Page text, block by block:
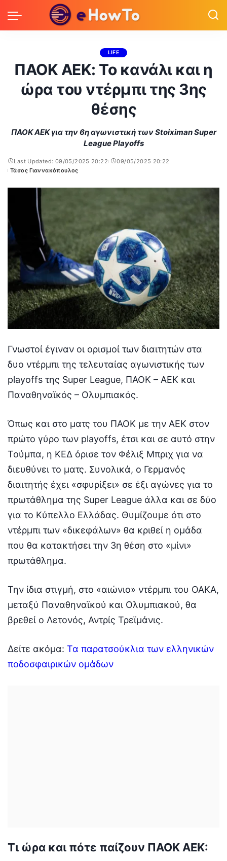
LIFE
ΠΑΟΚ ΑΕΚ: Το κανάλι και η
ώρα του ντέρμπι της 3ης
θέσης
ΠΑΟΚ ΑΕΚ για την 6η αγωνιστική των Stoiximan Super
League Playoffs
Last Updated: 09/05/2025 20:22
09/05/2025 20:22
Posted
Τάσος Γιαννακόπουλος
Γνωστοί έγιναν οι ορισμοί των διαιτητών στα
δυο ντέρμπι της τελευταίας αγωνιστικής των
playoffs της Super League, ΠΑΟΚ – ΑΕΚ και
Παναθηναϊκός – Ολυμπιακός.
Όπως και στο ματς του ΠΑΟΚ με την ΑΕΚ στον
πρώτο γύρο των playoffs, έτσι και σε αυτό στην
Τούμπα, η ΚΕΔ όρισε τον Φέλιξ Μπριχ για να
διευθύνει το ματς. Συνολικά, ο Γερμανός
διαιτητής έχει «σφυρίξει» σε έξι αγώνες για το
πρωτάθλημα της Super League άλλα και σε δύο
για το Κύπελλο Ελλάδας. Θυμίζουμε ότι στο
ντέρμπι των «δικεφάλων» θα κριθεί η ομάδα
που θα κατακτήσει την 3η θέση στο «μίνι»
πρωτάθλημα.
Την ίδια στιγμή, στο «αιώνιο» ντέρμπι του ΟΑΚΑ,
μεταξύ Παναθηναϊκού και Ολυμπιακού, θα
βρεθεί ο Λετονός, Αντρίς Τρεϊμάνις.
Δείτε ακόμα: Τα παρατσούκλια των ελληνικών
ποδοσφαιρικών ομάδων
Τι ώρα και πότε παίζουν ΠΑΟΚ ΑΕΚ: